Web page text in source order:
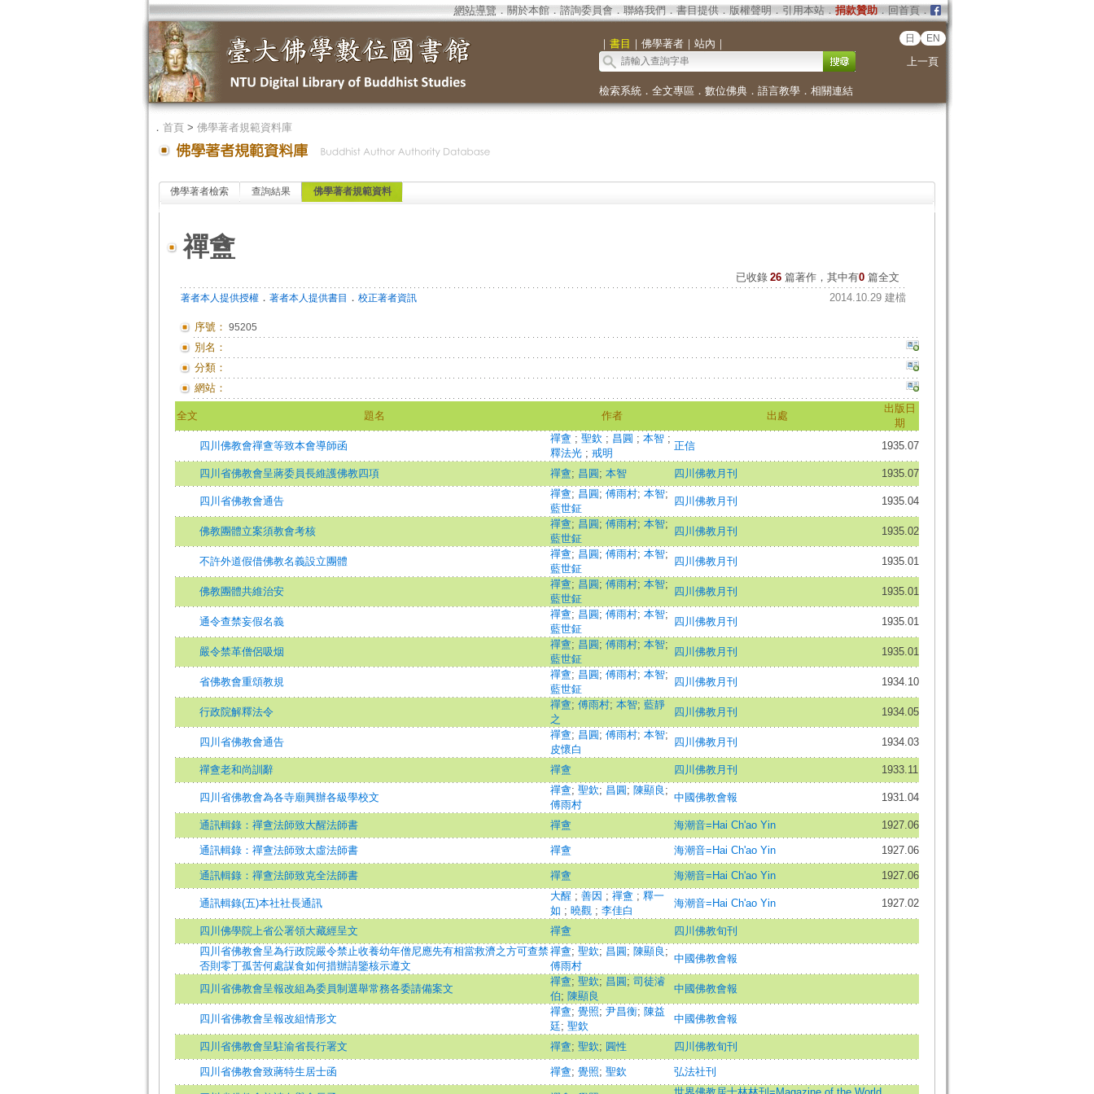
網站導覽 ． 關於本館． 諮詢委員會． 聯絡我們 ． 書目提供． 版權聲明 ． 引用本站． 捐款贊助．回首頁．
｜ 書目 ｜ 佛學著者｜ 站內 ｜ 日 EN
上一頁
檢索系統． 全文專區 ． 數位佛典． 語言教學． 相關連結
． 首頁> 佛學著者規範資料庫
佛學著者檢索 查詢結果 佛學著者規範資料
禪盦
已收錄 26 篇著作，其中有0篇全文
著者本人提供授權． 著者本人提供書目 ． 校正著者資訊 2014.10.29 建檔
序號： 95205
別名：
分類：
網站：
全文 題名 作者 出處
出版日
期
四川佛教會禪盦等致本會導師函
禪盦 ; 聖欽 ; 昌圓 ; 本智 ;
釋法光 ; 戒明
正信 1935.07
四川省佛教會呈蔣委員長維護佛教四項 禪盦; 昌圓 ; 本智 四川佛教月刊 1935.07
四川省佛教會通告
禪盦; 昌圓 ; 傅雨村; 本智;
藍世鉦
四川佛教月刊 1935.04
佛教團體立案須教會考核
禪盦; 昌圓 ; 傅雨村; 本智;
藍世鉦
四川佛教月刊 1935.02
不許外道假借佛教名義設立團體
禪盦; 昌圓 ; 傅雨村; 本智;
藍世鉦
四川佛教月刊 1935.01
佛教團體共維治安
禪盦; 昌圓 ; 傅雨村; 本智;
藍世鉦
四川佛教月刊 1935.01
通令查禁妄假名義
禪盦; 昌圓 ; 傅雨村; 本智;
藍世鉦
四川佛教月刊 1935.01
嚴令禁革僧侶吸烟
禪盦; 昌圓 ; 傅雨村; 本智;
藍世鉦
四川佛教月刊 1935.01
省佛教會重頌教規
禪盦; 昌圓 ; 傅雨村; 本智;
藍世鉦
四川佛教月刊 1934.10
行政院解釋法令
禪盦; 傅雨村; 本智; 藍靜
之
四川佛教月刊 1934.05
四川省佛教會通告
禪盦; 昌圓 ; 傅雨村; 本智;
皮懷白
四川佛教月刊 1934.03
禪盦老和尚訓辭 禪盦 四川佛教月刊 1933.11
四川省佛教會為各寺廟興辦各級學校文
禪盦; 聖欽; 昌圓 ; 陳顯良 ;
傅雨村
中國佛教會報 1931.04
通訊輯錄：禪盦法師致大醒法師書 禪盦 海潮音=Hai Ch'ao Yin 1927.06
通訊輯錄：禪盦法師致太虛法師書 禪盦 海潮音=Hai Ch'ao Yin 1927.06
通訊輯錄：禪盦法師致克全法師書 禪盦 海潮音=Hai Ch'ao Yin 1927.06
通訊輯錄(五)本社社長通訊
大醒 ; 善因 ; 禪盦 ; 釋一
如 ; 曉觀 ; 李佳白
海潮音=Hai Ch'ao Yin 1927.02
四川佛學院上省公署領大藏經呈文 禪盦
四川佛教旬刊
四川省佛教會呈為行政院嚴令禁止收養幼年僧尼應先有相當救濟之方可查禁
否則零丁孤苦何處謀食如何措辦請鑒核示遵文
禪盦; 聖欽; 昌圓 ; 陳顯良 ;
傅雨村
中國佛教會報
四川省佛教會呈報改組為委員制選舉常務各委請備案文
禪盦; 聖欽; 昌圓 ; 司徒濬
伯; 陳顯良
中國佛教會報
四川省佛教會呈報改組情形文
禪盦; 覺照; 尹昌衡; 陳益
廷; 聖欽
中國佛教會報
四川省佛教會呈駐渝省長行署文 禪盦; 聖欽; 圓性 四川佛教旬刊
四川省佛教會致蔣特生居士函 禪盦; 覺照; 聖欽 弘法社刊